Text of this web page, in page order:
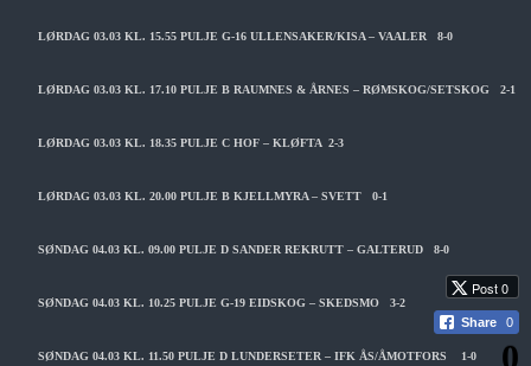
LØRDAG 03.03 KL. 15.55 PULJE G-16 ULLENSAKER/KISA – VAALER 8-0
LØRDAG 03.03 KL. 17.10 PULJE B RAUMNES & ÅRNES – RØMSKOG/SETSKOG 2-1
LØRDAG 03.03 KL. 18.35 PULJE C HOF – KLØFTA 2-3
LØRDAG 03.03 KL. 20.00 PULJE B KJELLMYRA – SVETT 0-1
SØNDAG 04.03 KL. 09.00 PULJE D SANDER REKRUTT – GALTERUD 8-0
SØNDAG 04.03 KL. 10.25 PULJE G-19 EIDSKOG – SKEDSMO 3-2
SØNDAG 04.03 KL. 11.50 PULJE D LUNDERSETER – IFK ÅS/ÅMOTFORS 1-0
Post 0
Share 0
0